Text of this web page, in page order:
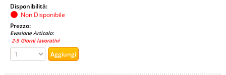
Disponibilità:
Non Disponibile
Prezzo:
Evasione Articolo:
2-5 Giorni lavorativi